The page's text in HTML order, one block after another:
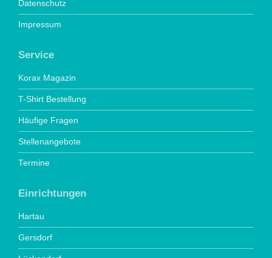
Datenschutz
Impressum
Service
Korax Magazin
T-Shirt Bestellung
Häufige Fragen
Stellenangebote
Termine
Einrichtungen
Hartau
Gersdorf